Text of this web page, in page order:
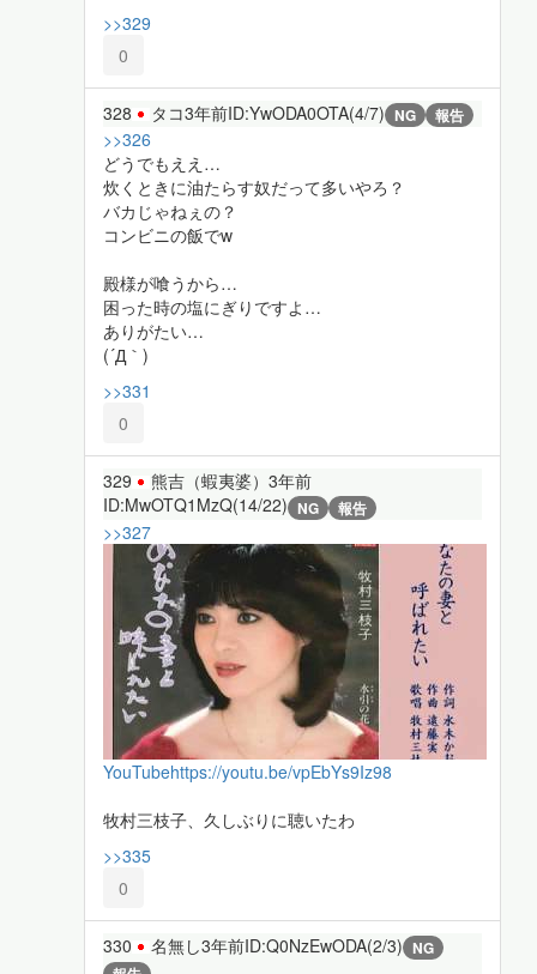
>>329
0
328 タコ3年前ID:YwODA0OTA(4/7) NG 報告
>>326
どうでもええ…
炊くときに油たらす奴だって多いやろ？
バカじゃねぇの？
コンビニの飯でw
殿様が喰うから…
困った時の塩にぎりですよ…
ありがたい…
(´Д｀)
>>331
0
329 熊吉（蝦夷婆） 3年前
ID:MwOTQ1MzQ(14/22) NG 報告
>>327
YouTubehttps://youtu.be/vpEbYs9Iz98
牧村三枝子、久しぶりに聴いたわ
>>335
0
330 名無し3年前ID:Q0NzEwODA(2/3) NG